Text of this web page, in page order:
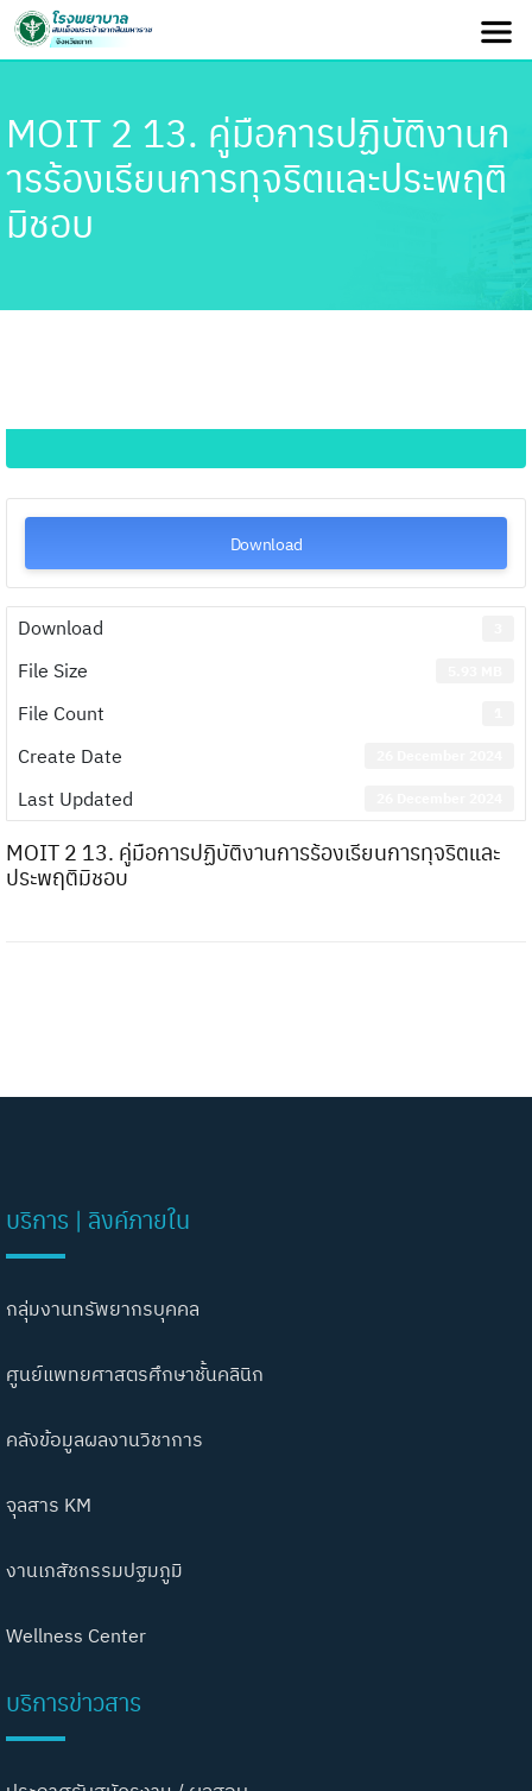
MOIT 2 13. คู่มือการปฏิบัติงานก
ารร้องเรียนการทุจริตและประพฤติ
มิชอบ
Download
Download
File Size
File Count
Create Date
Last Updated
MOIT 2 13. คู่มือการปฏิบัติงานการร้องเรียนการทุจริตและ
ประพฤติมิชอบ
บริการ | ลิงค์ภายใน
กลุ่มงานทรัพยากรบุคคล
ศูนย์แพทยศาสตรศึกษาชั้นคลินิก
คลังข้อมูลผลงานวิชาการ
จุลสาร KM
งานเภสัชกรรมปฐมภูมิ
Wellness Center
บริการข่าวสาร